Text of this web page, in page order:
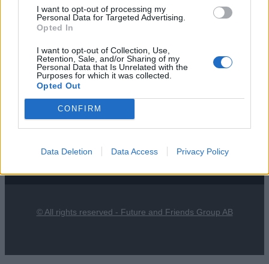
I want to opt-out of processing my
Personal Data for Targeted Advertising.
Opted In
I want to opt-out of Collection, Use,
Retention, Sale, and/or Sharing of my
Personal Data that Is Unrelated with the
Purposes for which it was collected.
Opted Out
CONFIRM
Data Deletion Data Access Privacy Policy
OK
Anpassa
specialister och
nyckelkompetenser. Vi
kombinerar gedigen
erfarenhet med
affärsförståelse och
fokus på framtidens krav
– och hittar personer
som gör verklig skillnad i
avgörande roller.
© All rights reserved - Future and Friends Group AB